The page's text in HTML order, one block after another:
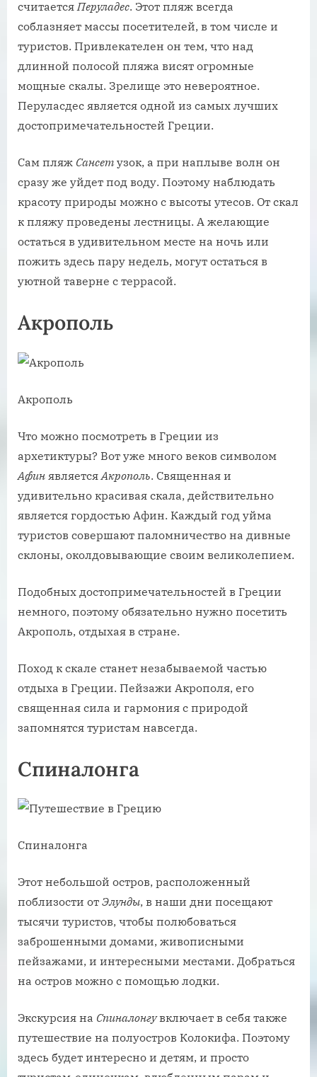
считается Перуладес. Этот пляж всегда
соблазняет массы посетителей, в том числе и
туристов. Привлекателен он тем, что над
длинной полосой пляжа висят огромные
мощные скалы. Зрелище это невероятное.
Перуласдес является одной из самых лучших
достопримечательностей Греции.
Сам пляж Сансет узок, а при наплыве волн он
сразу же уйдет под воду. Поэтому наблюдать
красоту природы можно с высоты утесов. От скал
к пляжу проведены лестницы. А желающие
остаться в удивительном месте на ночь или
пожить здесь пару недель, могут остаться в
уютной таверне с террасой.
Акрополь
Акрополь
Что можно посмотреть в Греции из
архетиктуры? Вот уже много веков символом
Афин является Акрополь. Священная и
удивительно красивая скала, действительно
является гордостью Афин. Каждый год уйма
туристов совершают паломничество на дивные
склоны, околдовывающие своим великолепием.
Подобных достопримечательностей в Греции
немного, поэтому обязательно нужно посетить
Акрополь, отдыхая в стране.
Поход к скале станет незабываемой частью
отдыха в Греции. Пейзажи Акрополя, его
священная сила и гармония с природой
запомнятся туристам навсегда.
Спиналонга
Спиналонга
Этот небольшой остров, расположенный
поблизости от Элунды, в наши дни посещают
тысячи туристов, чтобы полюбоваться
заброшенными домами, живописными
пейзажами, и интересными местами. Добраться
на остров можно с помощью лодки.
Экскурсия на Спиналонгувключает в себя также
путешествие на полуостров Колокифа. Поэтому
здесь будет интересно и детям, и просто